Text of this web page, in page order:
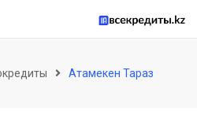
Атамекен Тараз